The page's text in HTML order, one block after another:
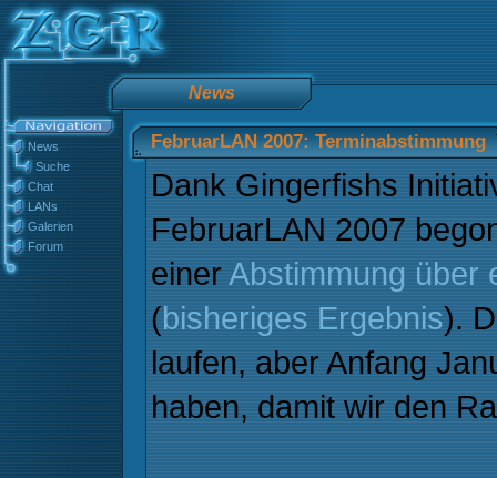
News
News
Suche
Chat
LANs
Galerien
Forum
FebruarLAN 2007: Terminabstimmung
Dank Gingerfishs
FebruarLAN 2007
einerAbstimmung über
(bisheriges Ergebnis).
laufen, aber Anfang
haben, damit wir den